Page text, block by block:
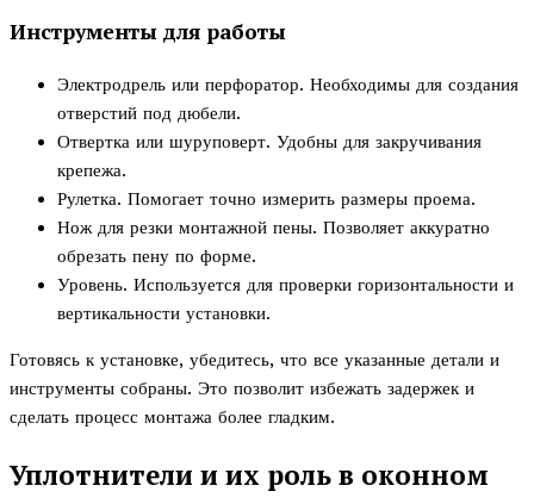
Инструменты для работы
Электродрель или перфоратор. Необходимы для создания
отверстий под дюбели.
Отвертка или шуруповерт. Удобны для закручивания
крепежа.
Рулетка. Помогает точно измерить размеры проема.
Нож для резки монтажной пены. Позволяет аккуратно
обрезать пену по форме.
Уровень. Используется для проверки горизонтальности и
вертикальности установки.
Готовясь к установке, убедитесь, что все указанные детали и
инструменты собраны. Это позволит избежать задержек и
сделать процесс монтажа более гладким.
Уплотнители и их роль в оконном